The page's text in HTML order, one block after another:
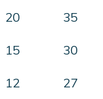
20
35
15
30
12
27